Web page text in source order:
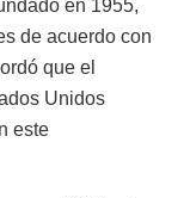
en 1955,
de acuerdo con
que el
Unidos
este